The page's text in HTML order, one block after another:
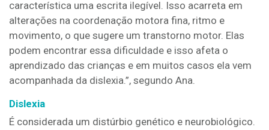
característica uma escrita ilegível. Isso acarreta em
alterações na coordenação motora fina, ritmo e
movimento, o que sugere um transtorno motor. Elas
podem encontrar essa dificuldade e isso afeta o
aprendizado das crianças e em muitos casos ela vem
acompanhada da dislexia.”, segundo Ana.
Dislexia
É considerada um distúrbio genético e neurobiológico.